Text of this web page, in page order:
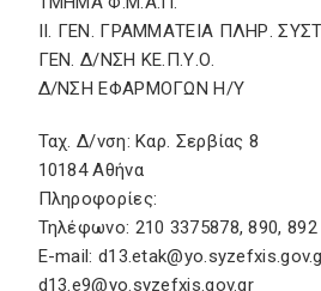
ΙΙ. ΓΕΝ. ΓΡΑΜΜΑΤΕΙΑ ΠΛΗΡ.
ΓΕΝ. Δ/ΝΣΗ ΚΕ.Π.Υ.Ο.
Δ/ΝΣΗ ΕΦΑΡΜΟΓΩΝ Η/Υ
Ταχ. Δ/νση: Καρ. Σερβίας 8
10184 Αθήνα
Πληροφορίες:
Τηλέφωνο: 210 3375878, 890, 892
E-mail:
d13.e9@yo.syzefxis.gov.gr